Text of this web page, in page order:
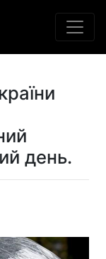
день.